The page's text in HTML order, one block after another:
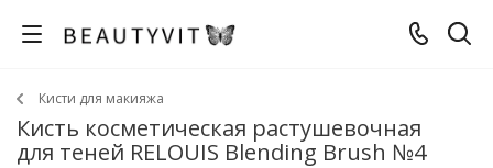
Кисти для макияжа
Кисть косметическая растушевочная
для теней RELOUIS Blending Brush №4